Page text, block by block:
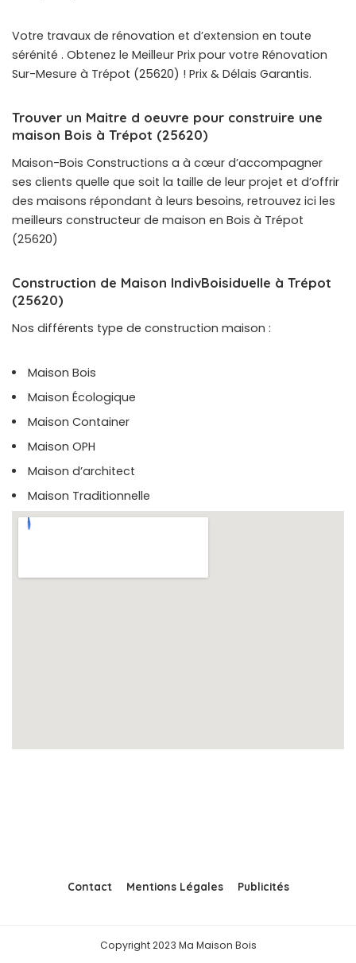
Votre travaux de rénovation et d’extension en toute
sérénité . Obtenez le Meilleur Prix pour votre Rénovation
Sur-Mesure à Trépot (25620) ! Prix & Délais Garantis.
Trouver un Maitre d oeuvre pour construire une
maison Bois à Trépot (25620)
Maison-Bois Constructions a à cœur d’accompagner
ses clients quelle que soit la taille de leur projet et d’offrir
des maisons répondant à leurs besoins, retrouvez ici les
meilleurs constructeur de maison en Bois à Trépot
(25620)
Construction de Maison IndivBoisiduelle à Trépot
(25620)
Nos différents type de construction maison :
Maison Bois
Maison Écologique
Maison Container
Maison OPH
Maison d’architect
Maison Traditionnelle
Contact Mentions Légales Publicités
Copyright 2023 Ma Maison Bois